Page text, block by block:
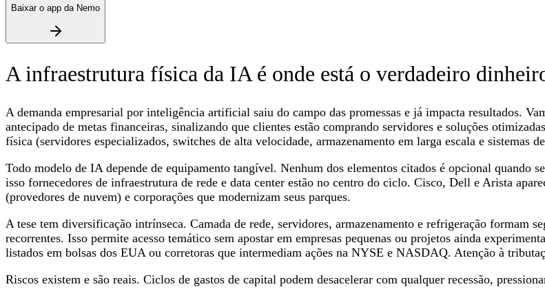
Baixar o app da Nemo
A infraestrutura física da IA é onde está o verdadeiro
A demanda empresarial por inteligência artificial saiu do campo das promessas e já impacta resultados.
antecipado de metas financeiras, sinalizando que clientes estão comprando servidores e soluções
física (servidores especializados, switches de alta velocidade, armazenamento em larga escala e sistemas
Todo modelo de IA depende de equipamento tangível. Nenhum dos elementos citados é opcional quando
isso fornecedores de infraestrutura de rede e data center estão no centro do ciclo. Cisco, Dell e Arista
(provedores de nuvem) e corporações que modernizam seus parques.
A tese tem diversificação intrínseca. Camada de rede, servidores, armazenamento e refrigeração formam
recorrentes. Isso permite acesso temático sem apostar em empresas pequenas ou projetos ainda
listados em bolsas dos EUA ou corretoras que intermediam ações na NYSE e NASDAQ. Atenção à
Riscos existem e são reais. Ciclos de gastos de capital podem desacelerar com qualquer recessão,